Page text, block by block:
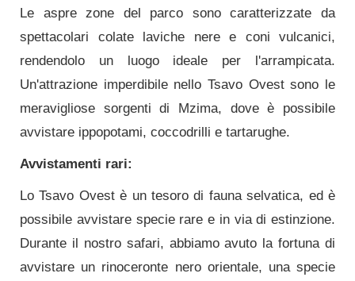
Le aspre zone del parco sono caratterizzate da
spettacolari colate laviche nere e coni vulcanici,
rendendolo un luogo ideale per l'arrampicata.
Un'attrazione imperdibile nello Tsavo Ovest sono le
meravigliose sorgenti di Mzima, dove è possibile
avvistare ippopotami, coccodrilli e tartarughe.
Avvistamenti rari:
Lo Tsavo Ovest è un tesoro di fauna selvatica, ed è
possibile avvistare specie rare e in via di estinzione.
Durante il nostro safari, abbiamo avuto la fortuna di
avvistare un rinoceronte nero orientale, una specie